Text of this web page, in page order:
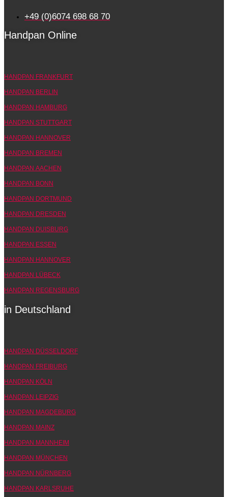
+49 (0)6074 698 68 70
Handpan Online
HANDPAN FRANKFURT
HANDPAN BERLIN
HANDPAN HAMBURG
HANDPAN STUTTGART
HANDPAN HANNOVER
HANDPAN BREMEN
HANDPAN AACHEN
HANDPAN BONN
HANDPAN DORTMUND
HANDPAN DRESDEN
HANDPAN DUISBURG
HANDPAN ESSEN
HANDPAN HANNOVER
HANDPAN LÜBECK
HANDPAN REGENSBURG
in Deutschland
HANDPAN DÜSSELDORF
HANDPAN FREIBURG
HANDPAN KÖLN
HANDPAN LEIPZIG
HANDPAN MAGDEBURG
HANDPAN MAINZ
HANDPAN MANNHEIM
HANDPAN MÜNCHEN
HANDPAN NÜRNBERG
HANDPAN KARLSRUHE